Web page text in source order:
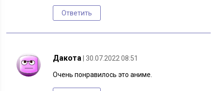
Ответить
Дакота | 30.07.2022 08:51
Очень понравилось это аниме.